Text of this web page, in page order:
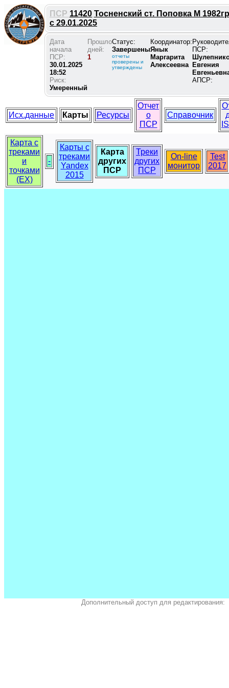
ПСР 11420 Тосненский ст. Поповка М
с 29.01.2025
Дата
начала
ПСР:
30.01.2025
18:52
Риск:
Умеренный
Прошло
дней:
1
Статус:
Завершены
отчеты
проверены и
утверждены
Координатор:
Янык
Маргарита
Алексеевна
ПСР:
Евгения
АПСР:
Исх.данные Карты Ресурсы
Отчет
о
ПСР
Справочник
Карта с
треками
и
точками
(EX)
-
Карты с
треками
Yandex
2015
Карта
других
ПСР
Треки
других
ПСР
On-line
монитор
Test
2017
Дополнительный доступ для редактирования: